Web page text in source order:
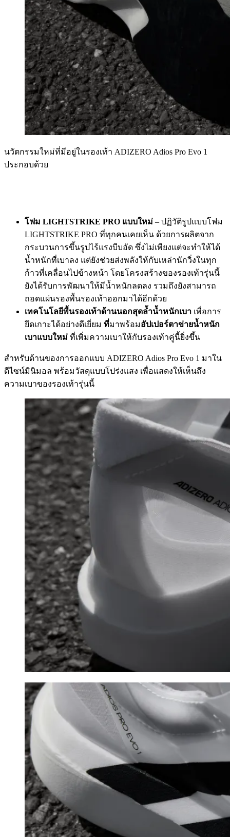
นวัตกรรมใหม่ที่มีอยู่ในรองเท้า ADIZERO Adios Pro Evo 1
ประกอบด้วย
โฟม LIGHTSTRIKE PRO แบบใหม่ – ปฏิวัติรูปแบบโฟม
LIGHTSTRIKE PRO ที่ทุกคนเคยเห็น ด้วยการผลิตจาก
กระบวนการขึ้นรูปไร้แรงบีบอัด ซึ่งไม่เพียงแต่จะทำให้ได้
น้ำหนักที่เบาลง แต่ยังช่วยส่งพลังให้กับเหล่านักวิ่งในทุก
ก้าวที่เคลื่อนไปข้างหน้า โดยโครงสร้างของรองเท้ารุ่นนี้
ยังได้รับการพัฒนาให้มีน้ำหนักลดลง รวมถึงยังสามารถ
ถอดแผ่นรองพื้นรองเท้าออกมาได้อีกด้วย
เทคโนโลยีพื้นรองเท้าด้านนอกสุดล้ำน้ำหนักเบา เพื่อการ
ยึดเกาะได้อย่างดีเยี่ยม ที่มาพร้อมอัปเปอร์ตาข่ายน้ำหนัก
เบาแบบใหม่ ที่เพิ่มความเบาให้กับรองเท้าคู่นี้ยิ่งขึ้น
สำหรับด้านของการออกแบบ ADIZERO Adios Pro Evo 1 มาใน
ดีไซน์มินิมอล พร้อมวัสดุแบบโปร่งแสง เพื่อแสดงให้เห็นถึง
ความเบาของรองเท้ารุ่นนี้